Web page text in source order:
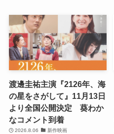
渡邊圭祐主演『2126年、海
の星をさがして』11月13日
より全国公開決定 葵わか
なコメント到着
2026.8.06 新作映画